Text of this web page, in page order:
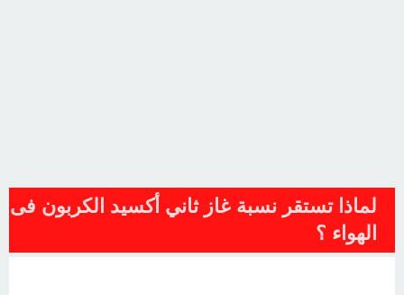
لماذا تستقر نسبة غاز ثاني أكسيد الكربون فى
الهواء ؟